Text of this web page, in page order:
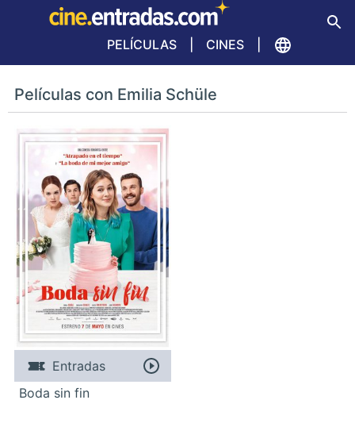
PELÍCULAS CINES
Películas con Emilia Schüle
Entradas
Boda sin fin